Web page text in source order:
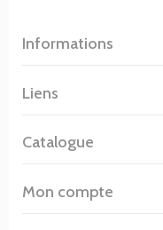
Informations
Liens
Catalogue
Mon compte